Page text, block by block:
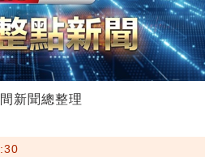
新聞總整理